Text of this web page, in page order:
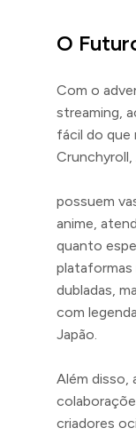
O
Com o
streaming,
fácil do que
possuem
anime,
quanto
plataformas
dubladas,
com
Japão.
Além disso,
criadores